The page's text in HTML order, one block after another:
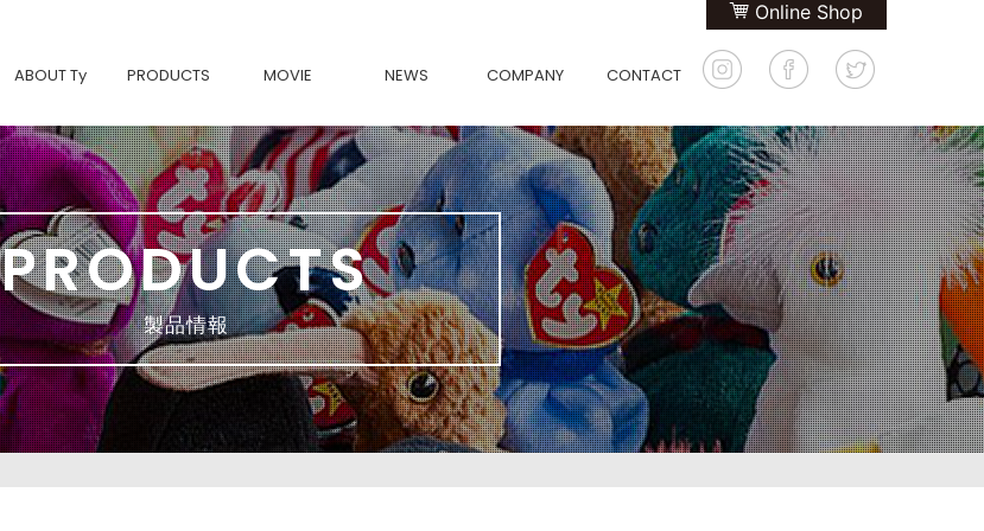
Online Shop
ABOUT Ty
Tyについて
Ty製品の魅力
PRODUCTS
BEANIE BABIES-復刻-
Beanie Bouncers
BEANIE BOOS
BEANIE BELLIES
BEANIE BABIES
SQUISH A BOOS
BEANIE BALLS
TEENy Tys
MINI BOOS
Ty FASHION
movies & TV
Classic
MOVIE NEWS COMPANY CONTACT
PRODUCTS
製品情報